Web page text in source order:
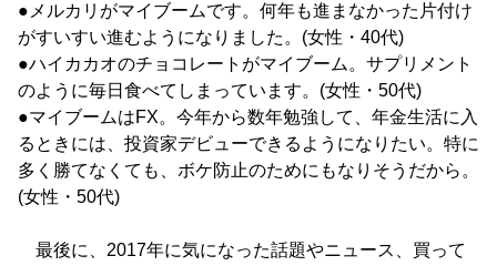
●メルカリがマイブームです。何年も進まなかった片付け
がすいすい進むようになりました。(女性・40代)
●ハイカカオのチョコレートがマイブーム。サプリメント
のように毎日食べてしまっています。(女性・50代)
●マイブームはFX。今年から数年勉強して、年金生活に入
るときには、投資家デビューできるようになりたい。特に
多く勝てなくても、ボケ防止のためにもなりそうだから。
(女性・50代)
最後に、2017年に気になった話題やニュース、買って